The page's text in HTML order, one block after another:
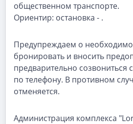
общественном транспорте.
Ориентир: остановка - .
Предупреждаем о
бронировать и вносить
предварительно созвониться
по телефону. В противном
отменяется.
Администрация комплекса